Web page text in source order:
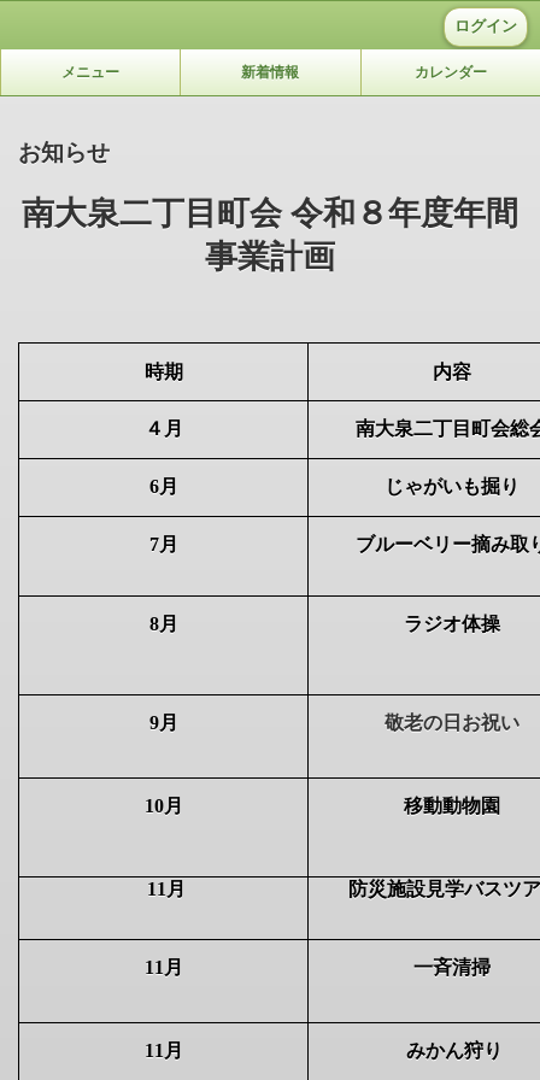
ログイン
メニュー 新着情報 カレンダー
お知らせ
南大泉二丁目町会 令和８年度年間
事業計画
時期 内容
４月 南大泉二丁目町会総
6月 じゃがいも掘り
7月 ブルーベリー摘み取
8月 ラジオ体操
9月 敬老の日お祝い
10月 移動動物園
11月 防災施設見学バスツ
11 月 一斉清掃
11 月 みかん狩り